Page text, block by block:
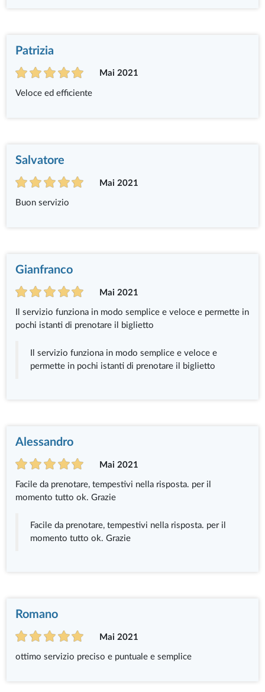
Patrizia
Mai 2021
Veloce ed efficiente
Salvatore
Mai 2021
Buon servizio
Gianfranco
Mai 2021
Il servizio funziona in modo semplice e veloce e permette in
pochi istanti di prenotare il biglietto
Il servizio funziona in modo semplice e veloce e
permette in pochi istanti di prenotare il biglietto
Alessandro
Mai 2021
Facile da prenotare, tempestivi nella risposta. per il
momento tutto ok. Grazie
Facile da prenotare, tempestivi nella risposta. per il
momento tutto ok. Grazie
Romano
Mai 2021
ottimo servizio preciso e puntuale e semplice